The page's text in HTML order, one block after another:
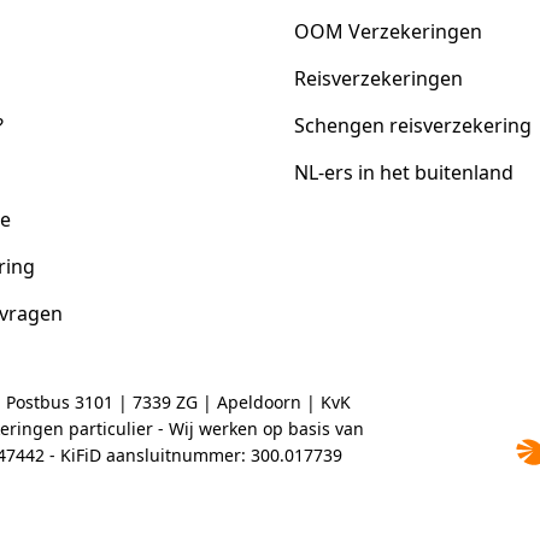
OOM Verzekeringen
Reisverzekeringen
Schengen reisverzekering
NL-ers in het buitenland
3101 | 7339 ZG | Apeldoorn | KvK
particulier - Wij werken op basis van
- KiFiD aansluitnummer: 300.017739